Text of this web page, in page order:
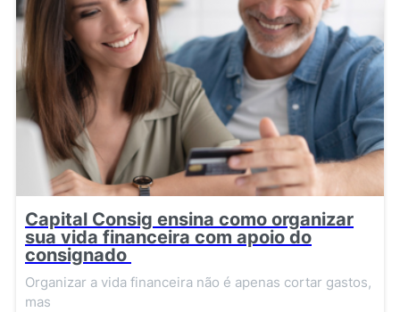
Capital Consig ensina como organizar
sua vida financeira com apoio do
consignado
Organizar a vida financeira não é apenas cortar gastos,
mas